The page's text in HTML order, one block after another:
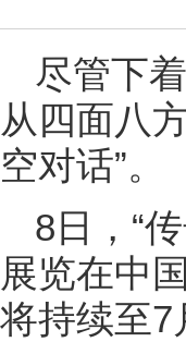
尽管下
从四面八
空对话”。
8日，“
展览在中
将持续至7